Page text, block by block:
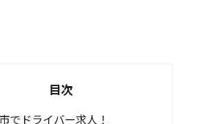
目次
でドライバー求人！